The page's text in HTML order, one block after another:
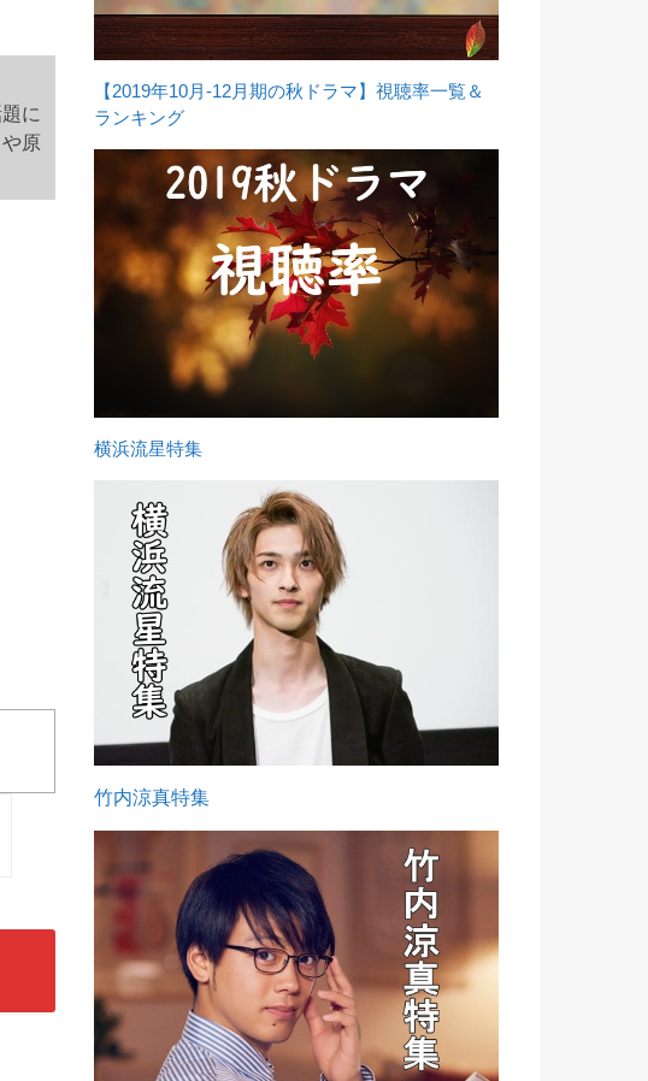
に
原
【2019年10月-12月期の秋ドラマ】視聴率一覧＆
ランキング
横浜流星特集
竹内涼真特集